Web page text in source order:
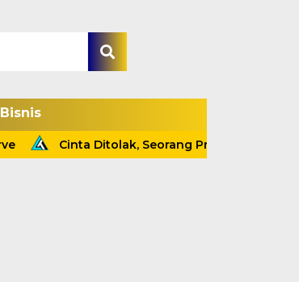
Bisnis
Cinta Ditolak, Seorang Pria Tewas Gantung